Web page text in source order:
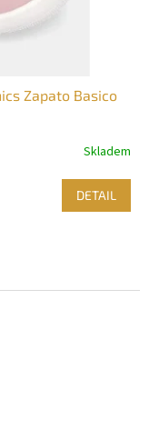
Zapato Basico
Skladem
DETAIL